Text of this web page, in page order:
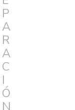
P
A
R
A
C
I
Ó
N